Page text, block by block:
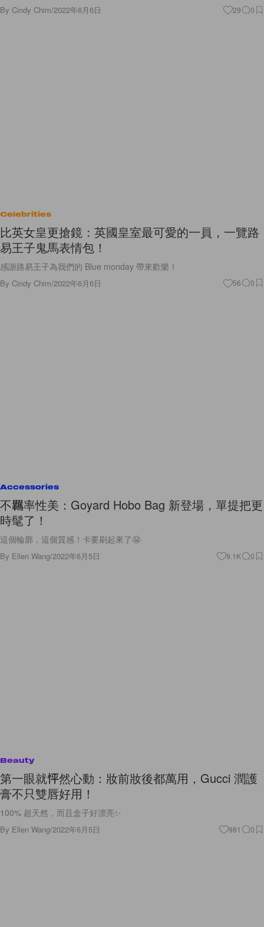
By Cindy Chim/2022年6月6日 29 0
Celebrities
比英女皇更搶鏡：英國皇室最可愛的一員，一覽路
易王子鬼馬表情包！
感謝路易王子為我們的 Blue monday 帶來歡樂！
By Cindy Chim/2022年6月6日 56 0
Accessories
不羈率性美：Goyard Hobo Bag 新登場，單提把更
時髦了！
這個輪廓，這個質感！卡要刷起來了🤤
By Ellen Wang/2022年6月5日 9.1K 0
Beauty
第一眼就怦然心動：妝前妝後都萬用，Gucci 潤護
膏不只雙唇好用！
100% 超天然，而且盒子好漂亮✨
By Ellen Wang/2022年6月5日 981 0